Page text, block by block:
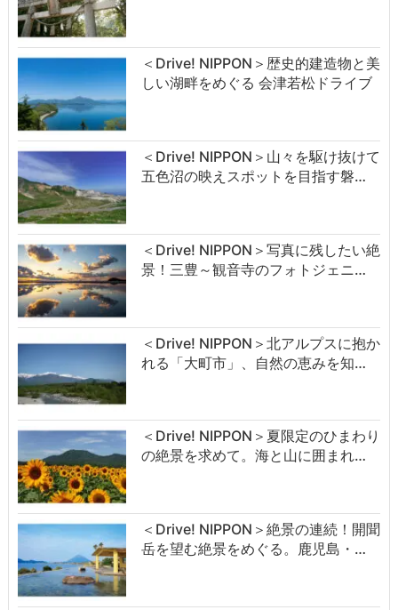
＜Drive! NIPPON＞歴史的建造物と美
しい湖畔をめぐる 会津若松ドライブ
＜Drive! NIPPON＞山々を駆け抜けて
五色沼の映えスポットを目指す磐…
＜Drive! NIPPON＞写真に残したい絶
景！三豊～観音寺のフォトジェニ…
＜Drive! NIPPON＞北アルプスに抱か
れる「大町市」、自然の恵みを知…
＜Drive! NIPPON＞夏限定のひまわり
の絶景を求めて。海と山に囲まれ…
＜Drive! NIPPON＞絶景の連続！開聞
岳を望む絶景をめぐる。鹿児島・…